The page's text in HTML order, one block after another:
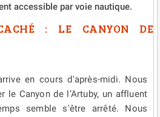
accessible par voie nautique.
: LE CANYON DE
en cours d'après-midi. Nous
le Canyon de l’Artuby, un affluent
semble s'être arrêté. Nous